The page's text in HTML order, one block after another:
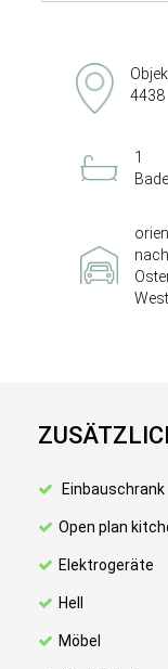
4438
1
nach
Einbauschrank
Open plan
Elektrogeräte
Hell
Möbel